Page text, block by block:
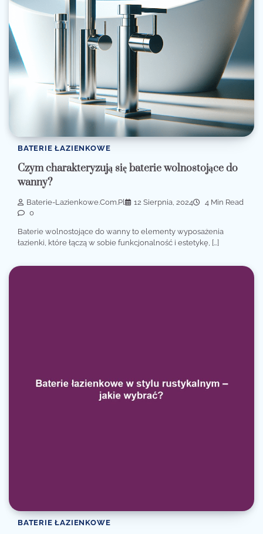
BATERIE ŁAZIENKOWE
Czym charakteryzują się baterie wolnostojące do
wanny?
Baterie-Lazienkowe.com.pl 12 Sierpnia, 2024
4 Min Read
0
Baterie wolnostojące do wanny to elementy wyposażenia
łazienki, które łączą w sobie funkcjonalność i estetykę, […]
BATERIE ŁAZIENKOWE